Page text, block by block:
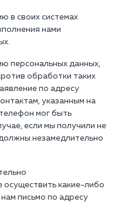
в своих системах
нами
персональных данных,
обработки таких
по адресу
указанным на
мог быть
если мы получили не
незамедлительно
осуществить какие-либо
письмо по адресу